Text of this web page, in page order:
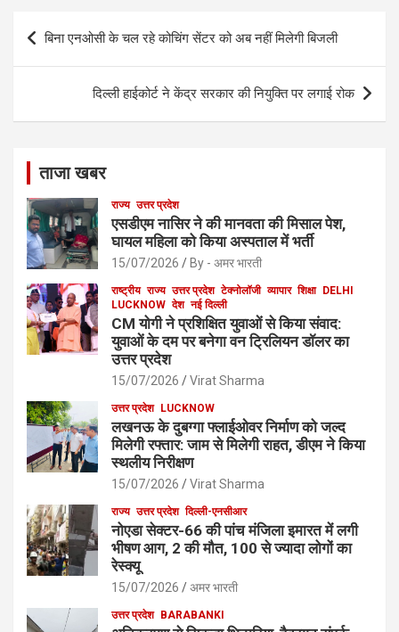
o
k
Post
navigation
बिना एनओसी के चल रहे कोचिंग सेंटर को अब नहीं मिलेगी बिजली
दिल्ली हाईकोर्ट ने केंद्र सरकार की नियुक्ति पर लगाई रोक
ताजा खबर
राज्य उत्तर प्रदेश
एसडीएम नासिर ने की मानवता की मिसाल पेश,
घायल महिला को किया अस्पताल में भर्ती
15/07/2026 By - अमर भारती
राष्ट्रीय राज्य उत्तर प्रदेश टेक्नोलॉजी व्यापार शिक्षा
DELHI
LUCKNOW देश नई दिल्ली
CM योगी ने प्रशिक्षित युवाओं से किया संवाद:
युवाओं के दम पर बनेगा वन ट्रिलियन डॉलर का
उत्तर प्रदेश
15/07/2026 Virat Sharma
उत्तर प्रदेश LUCKNOW
लखनऊ के दुबग्गा फ्लाईओवर निर्माण को जल्द
मिलेगी रफ्तार: जाम से मिलेगी राहत, डीएम ने किया
स्थलीय निरीक्षण
15/07/2026 Virat Sharma
राज्य उत्तर प्रदेश दिल्ली-एनसीआर
नोएडा सेक्टर-66 की पांच मंजिला इमारत में लगी
भीषण आग, 2 की मौत, 100 से ज्यादा लोगों का
रेस्क्यू
15/07/2026 अमर भारती
उत्तर प्रदेश BARABANKI